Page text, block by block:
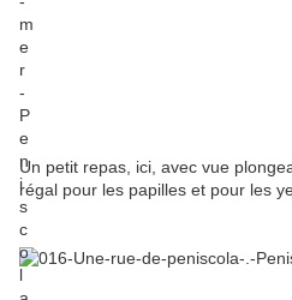
Un petit repas, ici, avec vue
régal pour les papilles et pour les